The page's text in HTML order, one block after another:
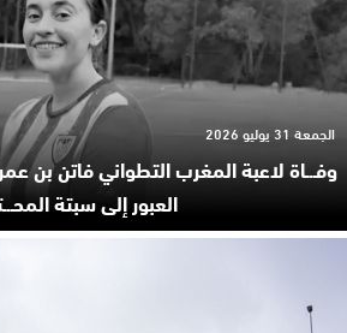
وفـ.ـاة لاعبة المغرب التطواني فاتن بن
العبور إلى سبتة
الجمعة 31 يوليو 2026